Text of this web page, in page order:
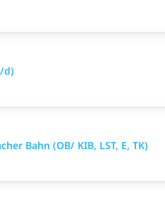
d)
Bahn (OB/ KIB, LST, E, TK)